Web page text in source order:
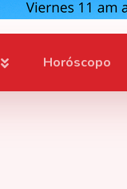
Horóscopo